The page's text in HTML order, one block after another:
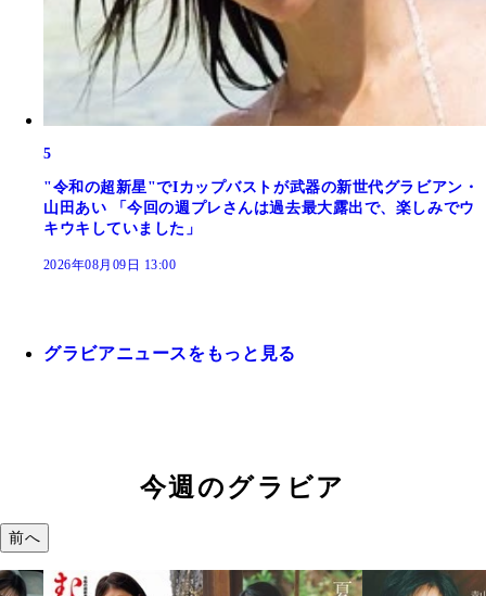
5
"令和の超新星"でIカップバストが武器の新世代グラビアン・
山田あい 「今回の週プレさんは過去最大露出で、楽しみでウ
キウキしていました」
2026年08月09日 13:00
グラビアニュースをもっと見る
今週のグラビア
前へ